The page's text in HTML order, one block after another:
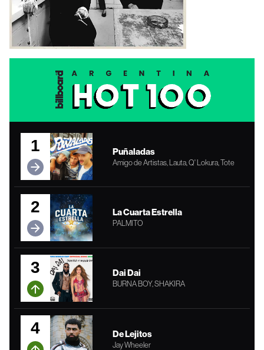
1 Puñaladas
Amigo de Artistas, Lauta, Q' Lokura, Tote
2 La Cuarta Estrella
PALMITO
3 Dai Dai
BURNA BOY, SHAKIRA
4 De Lejitos
Jay Wheeler